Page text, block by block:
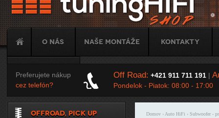
O nás Naše montáže Kontakty
Tuning
Preferujete nákup
cez telefón?
Off Road: +421 911 711 191|
Pondelok - Piatok: 08:00 - 17:00
Domov› Auto HiFi › Subwoofer -
OFFROAD, PICK UP